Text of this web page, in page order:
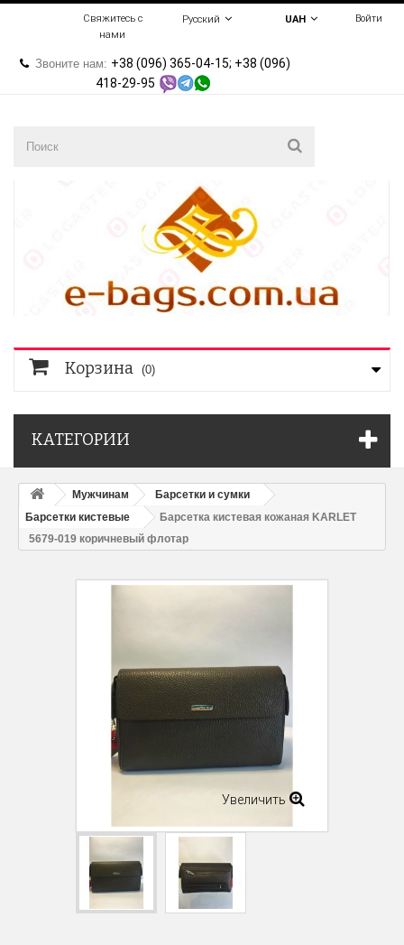
Войти
UAH
Русский
Свяжитесь с
нами
Звоните нам: +38 (096) 365-04-15; +38 (096)
418-29-95
Корзина (0)
КАТЕГОРИИ
Мужчинам
Барсетки и сумки
Барсетки кистевые
Барсетка кистевая кожаная KARLET
5679-019 коричневый флотар
Увеличить